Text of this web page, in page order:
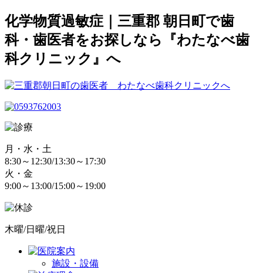
化学物質過敏症｜三重郡 朝日町で歯
科・歯医者をお探しなら『わたなべ歯
科クリニック』へ
月・水・土
8:30～12:30/13:30～17:30
火・金
9:00～13:00/15:00～19:00
木曜/日曜/祝日
施設・設備